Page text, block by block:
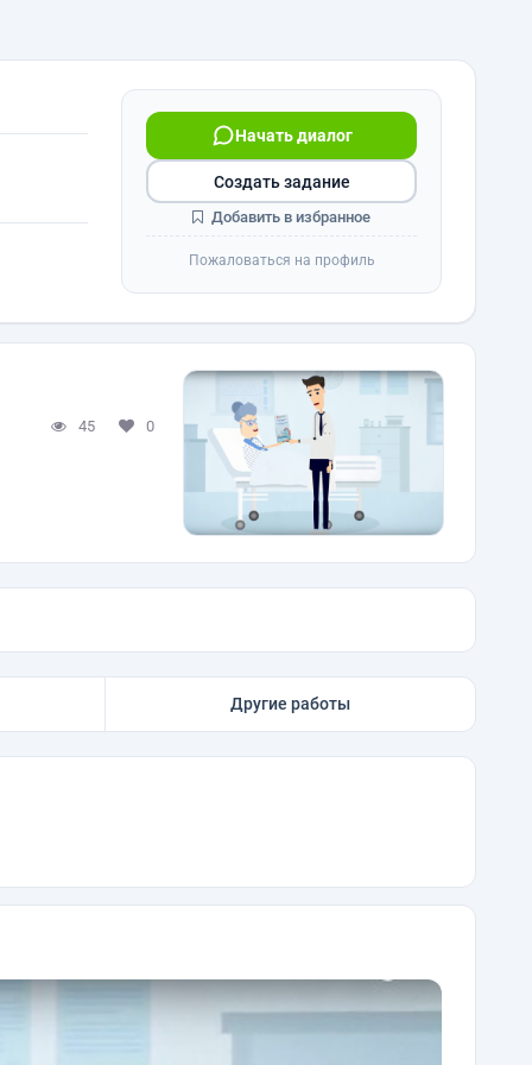
Начать диалог
Создать задание
Добавить в избранное
Пожаловаться на профиль
45 0
Другие работы